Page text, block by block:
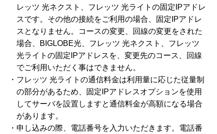
レッツ 光ネクスト、フレッツ 光ライトの固定IPアドレ
スです。その他の接続をご利用の場合、固定IPアドレ
スとなりません。コースの変更、回線の変更をされた
場合、BIGLOBE光、フレッツ 光ネクスト、フレッツ
光ライトの固定IPアドレスを、変更先のコース、回線
でご利用いただく事はできません。
フレッツ 光ライトの通信料金は利用量に応じた従量制
の部分があるため、固定IPアドレスオプションを使用
してサーバを設置しますと通信料金が高額になる場合
があります。
申し込みの際、電話番号を入力いただきます。電話番